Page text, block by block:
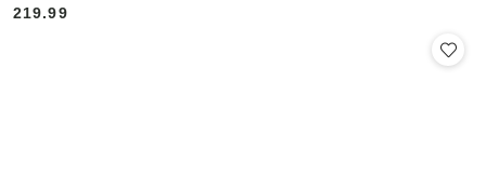
Cena:
219.99